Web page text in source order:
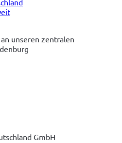
unseren zentralen
GmbH